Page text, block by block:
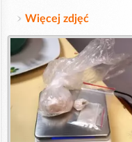
Więcej zdjęć